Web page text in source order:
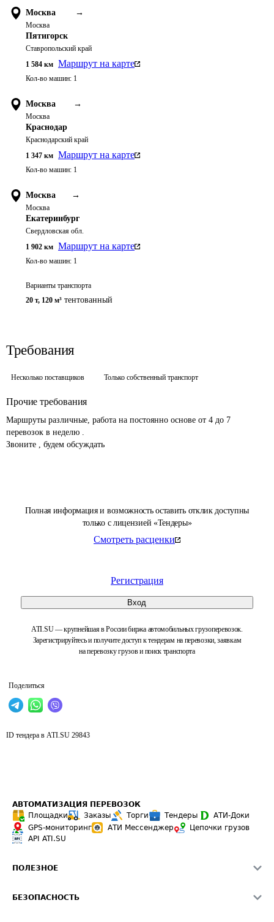
Полная информация и возможность оставить отклик доступны
только с лицензией «Тендеры»
Смотреть расценки
Регистрация
Вход
ATI.SU — крупнейшая в России биржа автомобильных грузоперевозок.
Зарегистрируйтесь и получите доступ к тендерам на перевозки, заявкам
на перевозку грузов и поиск транспорта
Поделиться
Москва →
Москва
Пятигорск
Ставропольский край
1 584 км Маршрут на карте
Кол-во машин: 1
Москва →
Москва
Краснодар
Краснодарский край
1 347 км Маршрут на карте
Кол-во машин: 1
Москва →
Москва
Екатеринбург
Свердловская обл.
1 902 км Маршрут на карте
Кол-во машин: 1
Варианты транспорта
20 т, 120 м³ тентованный
Требования
Несколько поставщиков Только собственный транспорт
Прочие требования
Маршруты различные, работа на постоянно основе от 4 до 7
перевозок в неделю .
Звоните , будем обсуждать
ID тендера в ATI.SU 29843
АВТОМАТИЗАЦИЯ ПЕРЕВОЗОК
Площадки
Заказы Торги Тендеры
АТИ-Доки
GPS-мониторинг
АТИ Мессенджер
Цепочки грузов
API ATI.SU
ПОЛЕЗНОЕ
БЕЗОПАСНОСТЬ